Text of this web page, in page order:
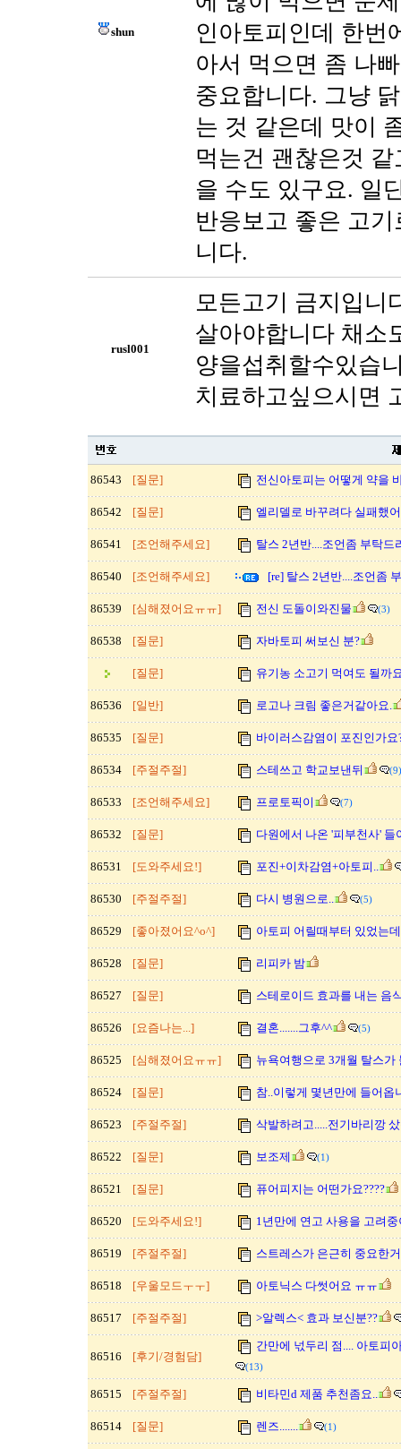
shun
인아토피인데 한번
아서 먹으면 좀 나
중요합니다. 그냥
는 것 같은데 맛이
먹는건 괜찮은것
을 수도 있구요. 일
반응보고 좋은 고
니다.
rusl001
모든고기 금지입니
살아야합니다 채소
양을섭취할수있습
치료하고싶으시면
86543 [질문] 전신아토피는 어떻게 약을
86542 [질문] 엘리델로 바꾸려다 실패했
86541 [조언해주세요] 탈스 2년반....조언좀 부탁드
86540 [조언해주세요] [re] 탈스 2년반....조언좀
86539 [심해졌어요ㅠㅠ] 전신 도돌이와진물 (3)
86538 [질문] 자바토피 써보신 분?
[질문] 유기농 소고기 먹여도 될까
86536 [일반] 로고나 크림 좋은거같아요.
86535 [질문] 바이러스감염이 포진인가요
86534 [주절주절] 스테쓰고 학교보낸뒤 (9)
86533 [조언해주세요] 프로토픽이 (7)
86532 [질문] 다원에서 나온 '피부천사' 들
86531 [도와주세요!] 포진+이차감염+아토피..
86530 [주절주절] 다시 병원으로.. (5)
86529 [좋아졌어요^o^] 아토피 어릴때부터 있었는데
86528 [질문] 리피카 밤
86527 [질문] 스테로이드 효과를 내는 음
86526 [요즘나는...] 결혼.......그후^^ (5)
86525 [심해졌어요ㅠㅠ] 뉴욕여행으로 3개월 탈스가
86524 [질문] 참..이렇게 몇년만에 들어옵
86523 [주절주절] 삭발하려고.....전기바리깡
86522 [질문] 보조제 (1)
86521 [질문] 퓨어피지는 어떤가요????
86520 [도와주세요!] 1년만에 연고 사용을 고려중
86519 [주절주절] 스트레스가 은근히 중요한
86518 [우울모드ㅜㅜ] 아토닉스 다썻어요 ㅠㅠ
86517 [주절주절] >알렉스< 효과 보신분??
86516 [후기/경험담]
간만에 넋두리 점.... 아토피
(13)
86515 [주절주절] 비타민d 제품 추천좀요..
86514 [질문] 렌즈....... (1)